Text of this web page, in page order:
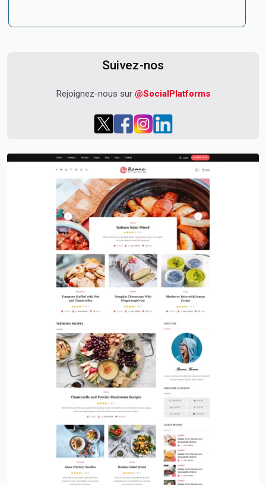
Suivez-nos
Rejoignez-nous sur @SocialPlatforms